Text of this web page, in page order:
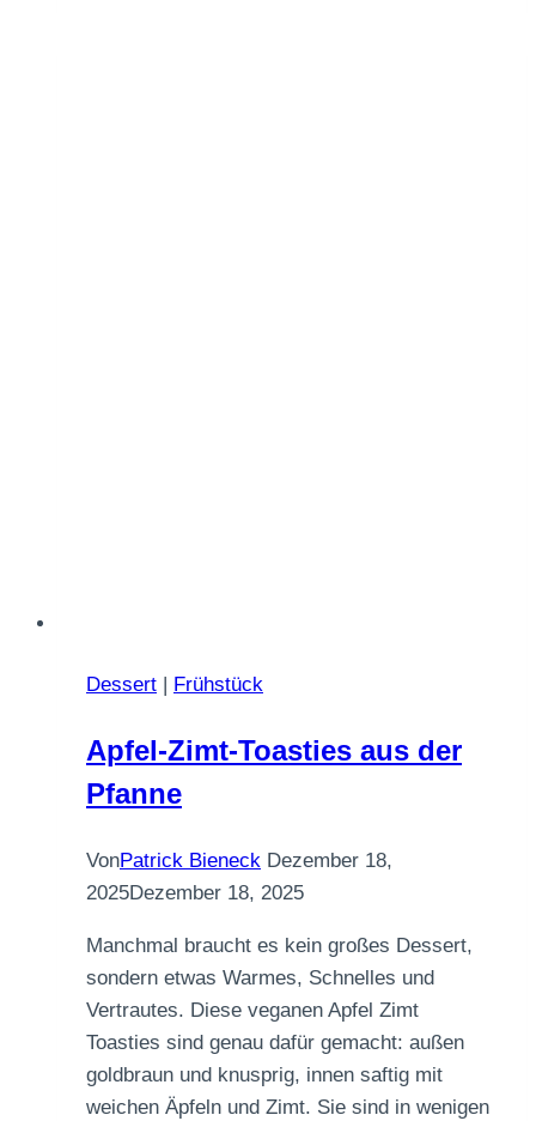
Dessert Frühstück
Apfel-Zimt-Toasties aus der
Pfanne
VonPatrick Bieneck Dezember 18,
2025Dezember 18, 2025
Manchmal braucht es kein großes Dessert,
sondern etwas Warmes, Schnelles und
Vertrautes. Diese veganen Apfel Zimt
Toasties sind genau dafür gemacht: außen
goldbraun und knusprig, innen saftig mit
weichen Äpfeln und Zimt. Sie sind in wenigen